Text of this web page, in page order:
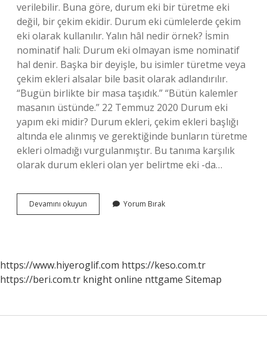
verilebilir. Buna göre, durum eki bir türetme eki
değil, bir çekim ekidir. Durum eki cümlelerde çekim
eki olarak kullanılır. Yalın hâl nedir örnek? İsmin
nominatif hali: Durum eki olmayan isme nominatif
hal denir. Başka bir deyişle, bu isimler türetme veya
çekim ekleri alsalar bile basit olarak adlandırılır.
“Bugün birlikte bir masa taşıdık.” “Bütün kalemler
masanın üstünde.” 22 Temmuz 2020 Durum eki
yapım eki midir? Durum ekleri, çekim ekleri başlığı
altında ele alınmış ve gerektiğinde bunların türetme
ekleri olmadığı vurgulanmıştır. Bu tanıma karşılık
olarak durum ekleri olan yer belirtme eki -da…
Devamını okuyun
Hal
Yorum Bırak
https://www.hiyeroglif.com https://keso.com.tr
https://beri.com.tr knight online nttgame Sitemap